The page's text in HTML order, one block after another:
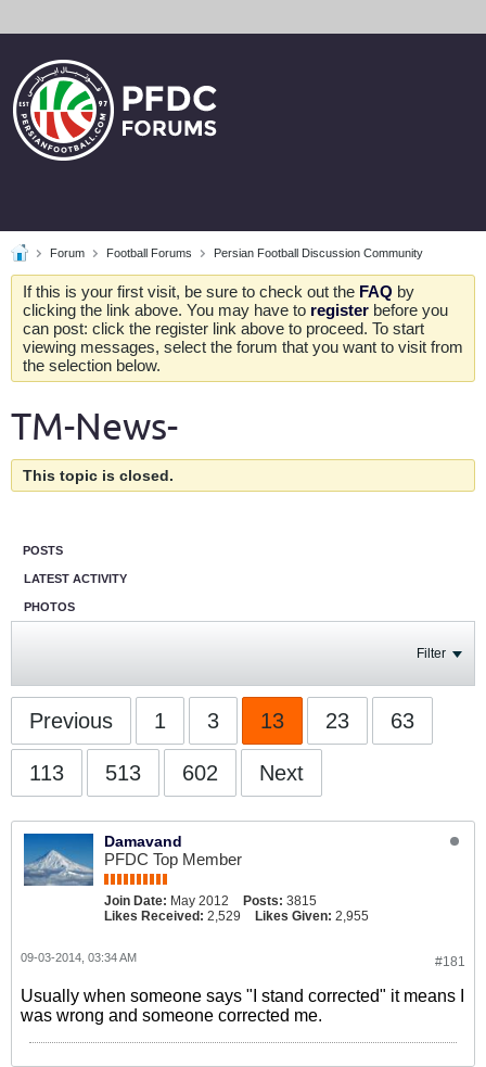
Forum Football Forums Persian Football Discussion Community
If this is your first visit, be sure to check out the FAQ by
clicking the link above. You may have to register before you
can post: click the register link above to proceed. To start
viewing messages, select the forum that you want to visit from
the selection below.
TM-News-
This topic is closed.
POSTS
LATEST ACTIVITY
PHOTOS
Filter
Previous 1 3 13 23 63
113 513 602 Next
Damavand
PFDC Top Member
Join Date: May 2012 Posts: 3815
Likes Received: 2,529 Likes Given: 2,955
#181
09-03-2014, 03:34 AM
Usually when someone says "I stand corrected" it means I
was wrong and someone corrected me.